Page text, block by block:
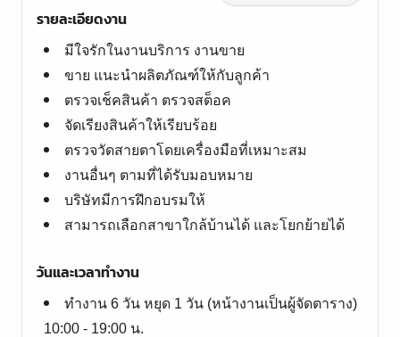
รายละเอียดงาน
มีใจรักในงานบริการ งานขาย
ขาย แนะนำผลิตภัณฑ์ให้กับลูกค้า
ตรวจเช็คสินค้า ตรวจสต็อค
จัดเรียงสินค้าให้เรียบร้อย
ตรวจวัดสายตาโดยเครื่องมือที่เหมาะสม
งานอื่นๆ ตามที่ได้รับมอบหมาย
บริษัทมีการฝึกอบรมให้
สามารถเลือกสาขาใกล้บ้านได้ และโยกย้ายได้
วันและเวลาทำงาน
ทำงาน 6 วัน หยุด 1 วัน (หน้างานเป็นผู้จัดตาราง)
10:00 - 19:00 น.